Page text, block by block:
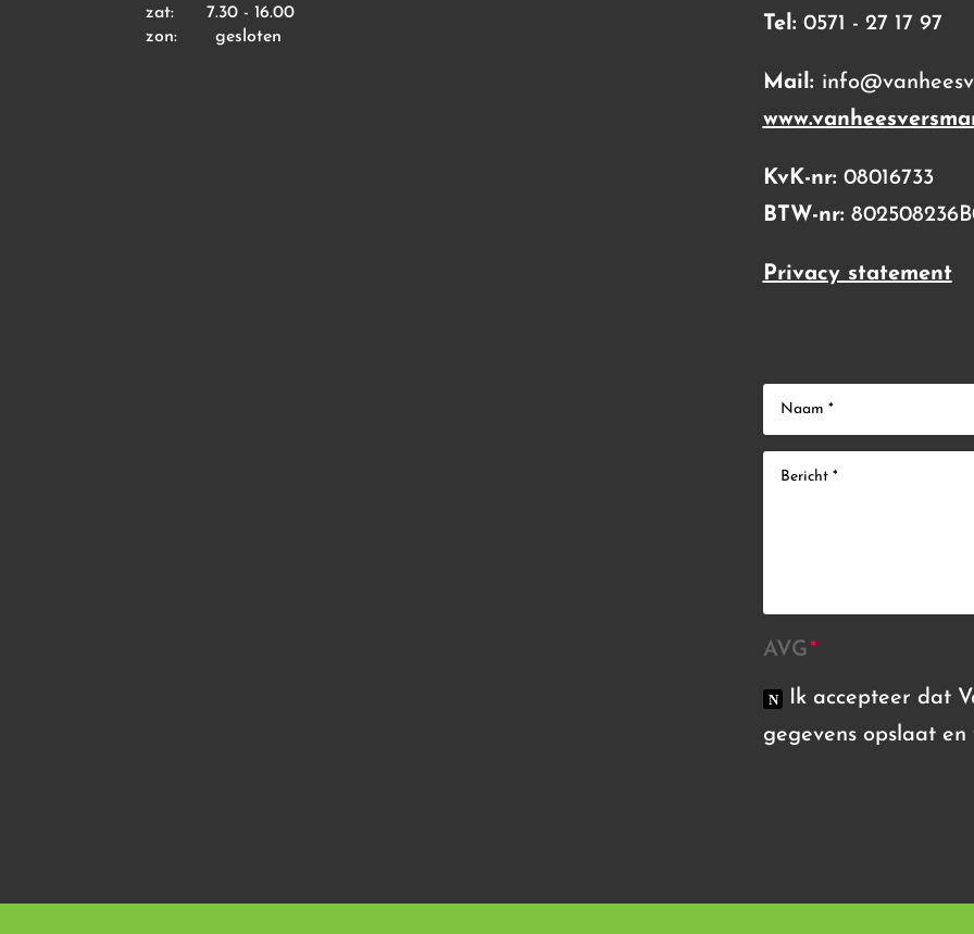
zat: 7.30 - 16.00
zon: gesloten
Tel: 0571 - 27 17 97
Mail:
KvK-nr: 08016733
BTW-nr:
Privacy statement
AVG
Ik accepteer dat
gegevens opslaat en